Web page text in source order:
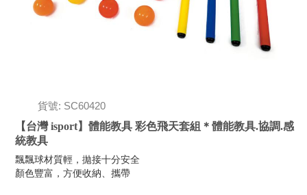
貨號: SC60420
【台灣 isport】體能教具 彩色飛天套組＊體能教具.協調.感
統教具
飄飄球材質輕，拋接十分安全
顏色豐富，方便收納、攜帶